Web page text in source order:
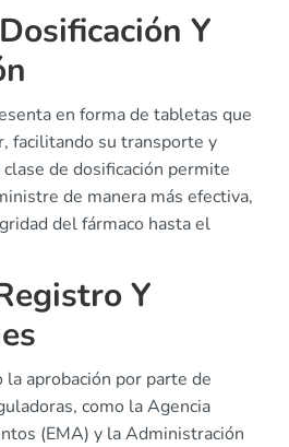
Y
en forma de tabletas que
facilitando su transporte y
de dosificación permite
de manera más efectiva,
del fármaco hasta el
Y
la aprobación por parte de
como la Agencia
(EMA) y la Administración